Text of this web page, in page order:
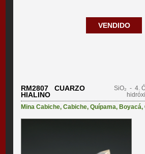
VENDIDO
RM2807 CUARZO
HIALINO
SiO₂ - 4.
Mina Cabiche,Cabiche,Quípama, Boyacá,